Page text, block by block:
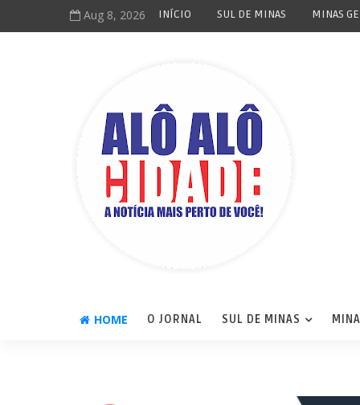
Aug 8, 2026 INÍCIO SUL DE MINAS MINAS
HOME O JORNAL SUL DE MINAS